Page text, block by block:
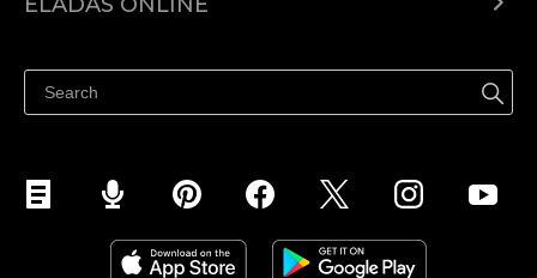
Árkalkuláció
Eladás a Facebookon
Eladás Instagramon